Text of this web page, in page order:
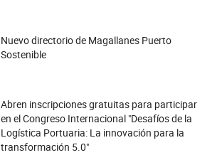
Nuevo directorio de Magallanes Puerto
Sostenible
Abren inscripciones gratuitas para participar
en el Congreso Internacional "Desafíos de la
Logística Portuaria: La innovación para la
transformación 5.0"